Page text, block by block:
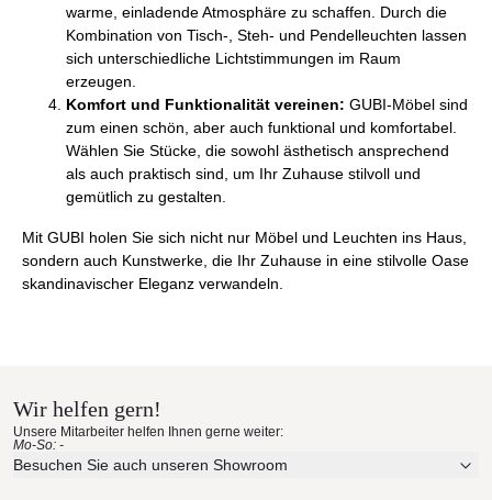
warme, einladende Atmosphäre zu schaffen. Durch die
Kombination von Tisch-, Steh- und Pendelleuchten lassen
sich unterschiedliche Lichtstimmungen im Raum
erzeugen.
Komfort und Funktionalität vereinen: GUBI-Möbel sind
zum einen schön, aber auch funktional und komfortabel.
Wählen Sie Stücke, die sowohl ästhetisch ansprechend
als auch praktisch sind, um Ihr Zuhause stilvoll und
gemütlich zu gestalten.
Mit GUBI holen Sie sich nicht nur Möbel und Leuchten ins Haus,
sondern auch Kunstwerke, die Ihr Zuhause in eine stilvolle Oase
skandinavischer Eleganz verwandeln.
Wir helfen gern!
Unsere Mitarbeiter helfen Ihnen gerne weiter:
Mo-So: -
Besuchen Sie auch unseren Showroom